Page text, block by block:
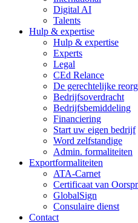
Digital AI
Talents
Hulp & expertise
Hulp & expertise
Experts
Legal
CEd Relance
De gerechtelijke
Bedrijfsoverdracht
Bedrijfsbemiddeling
Financiering
Start uw eigen bedrijf
Word zelfstandige
Admin. formaliteiten
Exportformaliteiten
ATA-Carnet
Certificaat van
GlobalSign
Consulaire dienst
Contact